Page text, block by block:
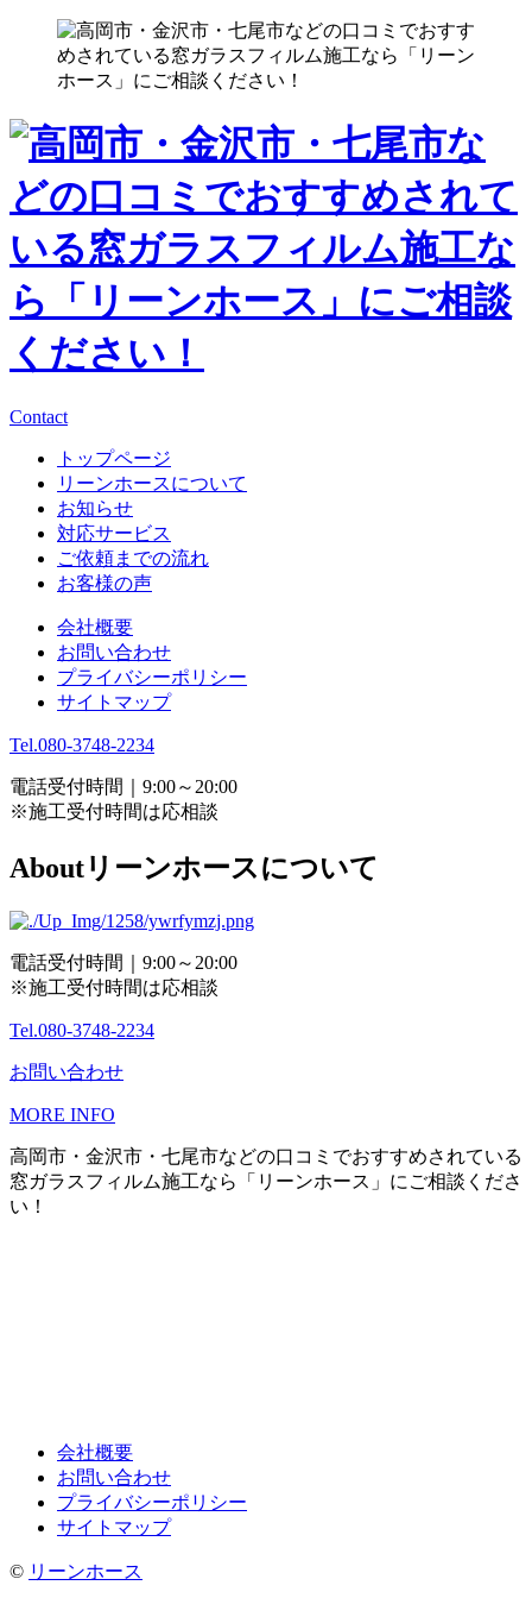
Contact
トップページ
リーンホースについて
お知らせ
対応サービス
ご依頼までの流れ
お客様の声
会社概要
お問い合わせ
プライバシーポリシー
サイトマップ
Tel.080-3748-2234
電話受付時間｜9:00～20:00
※施工受付時間は応相談
Aboutリーンホースについて
電話受付時間｜9:00～20:00
※施工受付時間は応相談
Tel.080-3748-2234
お問い合わせ
MORE INFO
高岡市・金沢市・七尾市などの口コミでおすすめされている
窓ガラスフィルム施工なら「リーンホース」にご相談くださ
い！
会社概要
お問い合わせ
プライバシーポリシー
サイトマップ
© リーンホース